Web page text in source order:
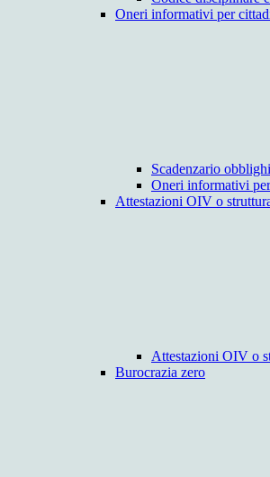
Oneri informativi per
Scadenzario
Oneri informativi
Attestazioni OIV o
Attestazioni OIV o
Burocrazia zero